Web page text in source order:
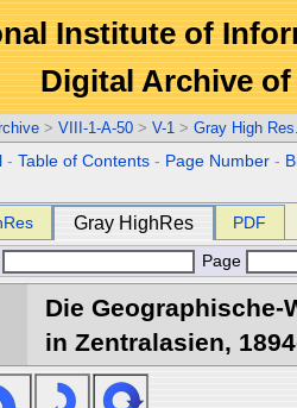
Institute of
Digital Archive
> VIII-1-A-50 > V-1 > Gray High
-Table of Contents - Page Number -
Gray HighRes PDF
Page
Die
in Zentralasien,